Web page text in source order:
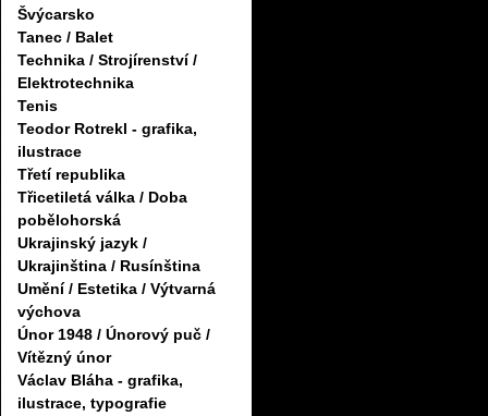
Švýcarsko
Tanec / Balet
Technika / Strojírenství /
Elektrotechnika
Tenis
Teodor Rotrekl - grafika,
ilustrace
Třetí republika
Třicetiletá válka / Doba
pobělohorská
Ukrajinský jazyk /
Ukrajinština / Rusínština
Umění / Estetika / Výtvarná
výchova
Únor 1948 / Únorový puč /
Vítězný únor
Václav Bláha - grafika,
ilustrace, typografie